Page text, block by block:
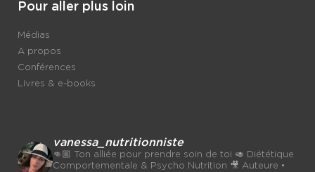
Pour aller plus loin
Médias
A propos
Conférences
Livres & e-books
vanessa_nutritionniste
👊🏼 Ton alliée pour prendre soin de toi 🥑 Diététique
Comportementale & Psycho Nutrition 🎥 Auteure •